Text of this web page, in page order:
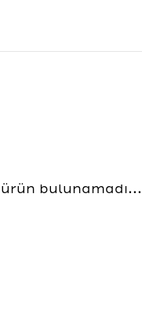
bulunamadı...